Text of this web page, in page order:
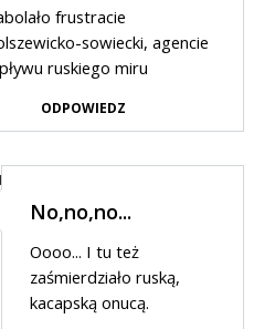
frustracie
sowiecki, agencie
ruskiego miru
ODPOWIEDZ
No,no,no...
Oooo... I tu też
zaśmierdziało ruską,
kacapską onucą.